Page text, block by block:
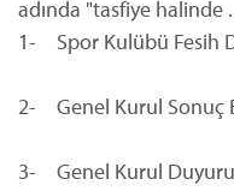
adında "tasfiye halinde
1-
Spor Kulübü Fesih
2-
Genel Kurul Sonuç
3-
Genel Kurul